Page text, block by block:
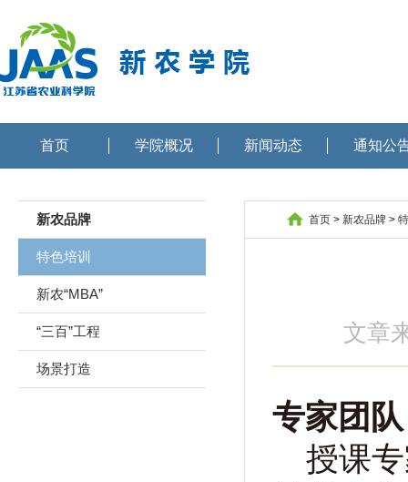
首页 学院概况 新闻动态 通知公
新农品牌
特色培训
新农“MBA”
“三百”工程
场景打造
首页 > 新农品牌 >
文章
专家团队
授课